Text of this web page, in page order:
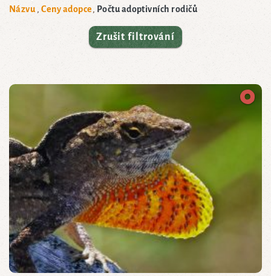
Názvu
Ceny adopce Počtu adoptivních rodičů
Zrušit filtrování